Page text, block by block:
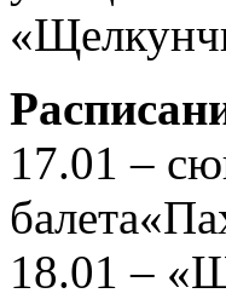
17.01 –
18.01 –